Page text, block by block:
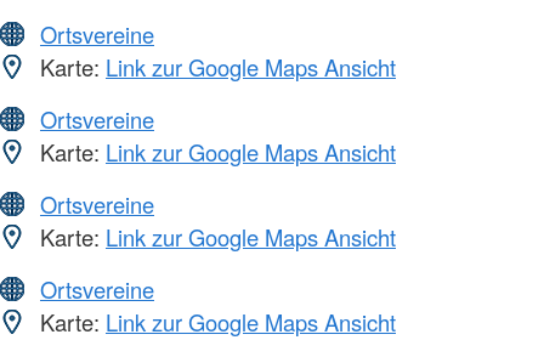
Ortsvereine
Karte: Link zur Google Maps Ansicht
Ortsvereine
Karte: Link zur Google Maps Ansicht
Ortsvereine
Karte: Link zur Google Maps Ansicht
Ortsvereine
Karte: Link zur Google Maps Ansicht